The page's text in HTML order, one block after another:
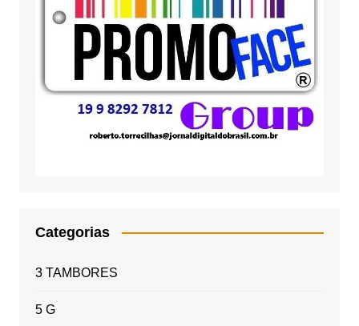
Categorias
3 TAMBORES
5 G